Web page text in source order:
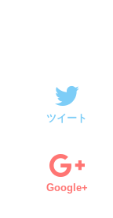
ツイート
Google+